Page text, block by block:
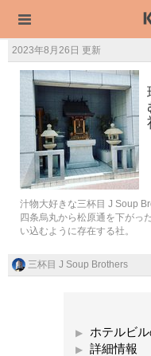
2023年8月26日 更新
汁物大好きな三杯目 J Soup
四条烏丸から松原通を下がっ
い込むように存在する社。
三杯目 J Soup Brothers
ホテルビ
詳細情報